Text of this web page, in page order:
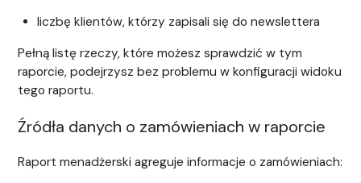
liczbę klientów, którzy zapisali się do newslettera
Pełną listę rzeczy, które możesz sprawdzić w tym
raporcie, podejrzysz bez problemu w konfiguracji widoku
tego raportu.
Źródła danych o zamówieniach w raporcie
Raport menadżerski agreguje informacje o zamówieniach: